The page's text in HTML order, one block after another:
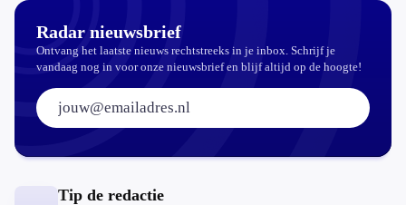
Radar nieuwsbrief
Ontvang het laatste nieuws rechtstreeks in je inbox. Schrijf je
vandaag nog in voor onze nieuwsbrief en blijf altijd op de hoogte!
E-mailadres:
Tip de redactie